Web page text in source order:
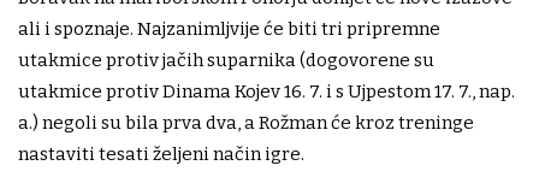
ali i spoznaje. Najzanimljvije će biti tri pripremne
utakmice protiv jačih suparnika (dogovorene su
utakmice protiv Dinama Kojev 16. 7. i s Ujpestom 17. 7., nap.
a.) negoli su bila prva dva, a Rožman će kroz treninge
nastaviti tesati željeni način igre.